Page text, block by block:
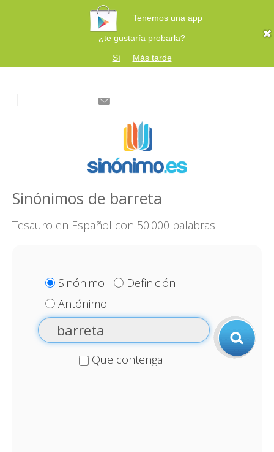
Tenemos una app
¿te gustaría probarla?
Sí
Más tarde
Sinónimos de barreta
Tesauro en Español con 50.000 palabras
Sinónimo
Definición
Antónimo
Que contenga